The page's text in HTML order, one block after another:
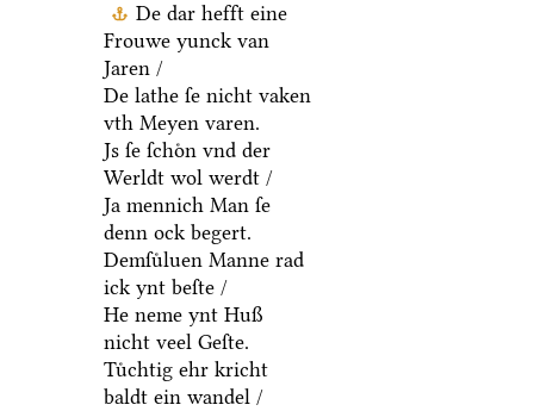
De dar hefft eine
Frouwe yunck van
Jaren /
De lathe ſe nicht vaken
vth Meyen varen.
Js ſe ſchoͤn vnd der
Werldt wol werdt /
Ja mennich Man ſe
denn ock begert.
Demſuͤluen Manne rad
ick ynt beſte /
He neme ynt Huß
nicht veel Geſte.
Tuͤchtig ehr kricht
baldt ein wandel /